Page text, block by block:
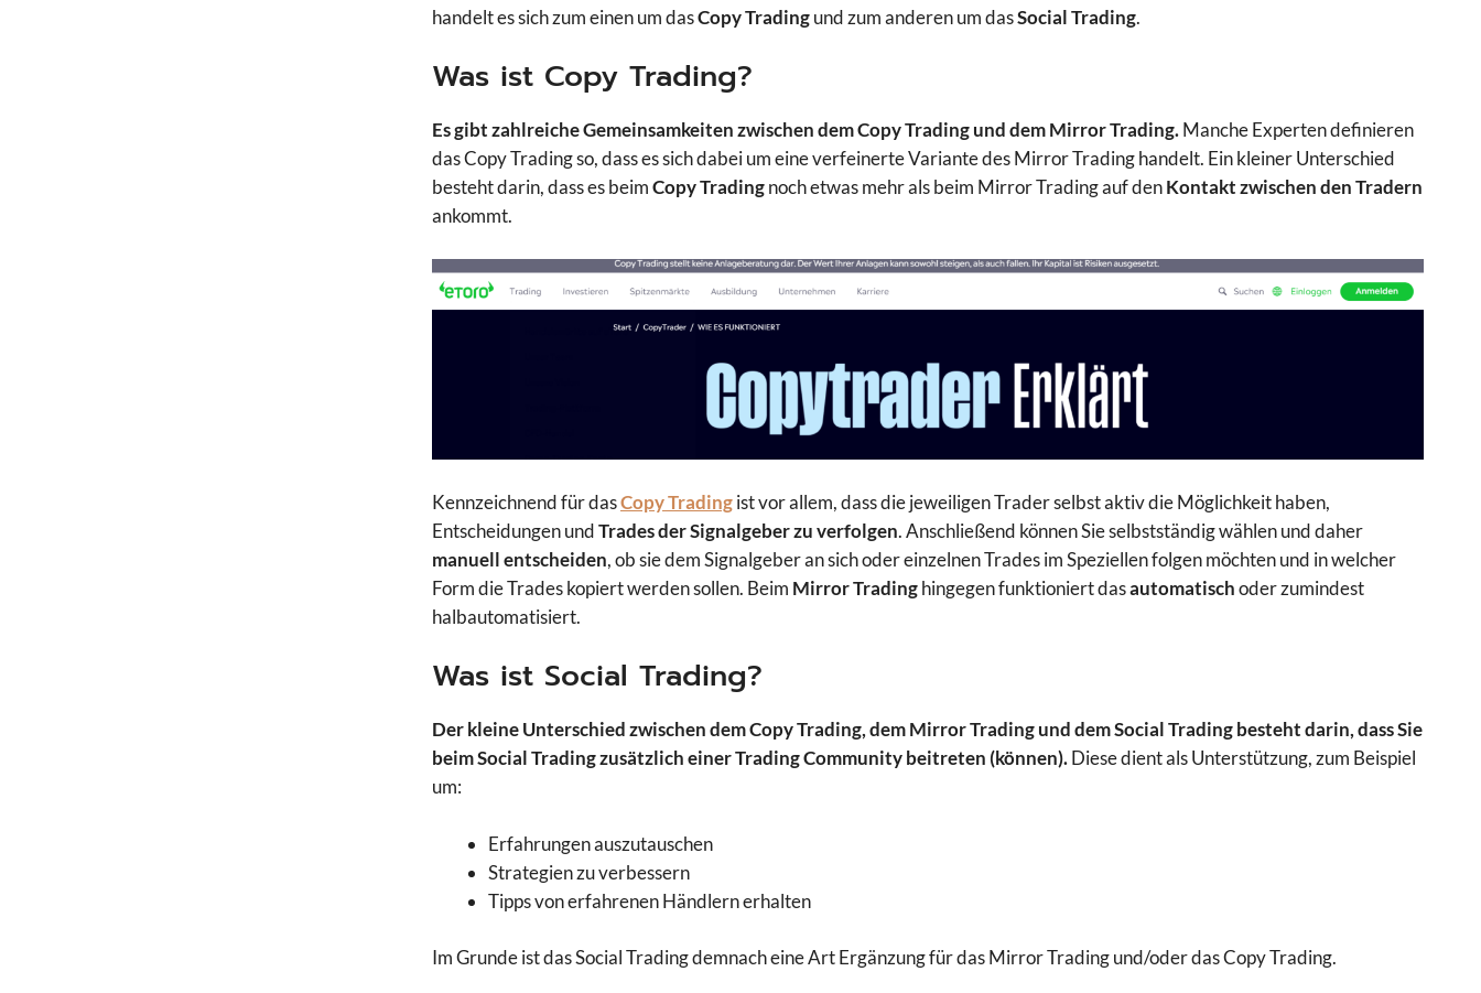
handelt es sich zum einen um dasCopy Tradingund zum anderen um dasSocial Trading.
Was ist Copy Trading?
Es gibt zahlreiche Gemeinsamkeiten zwischen dem Copy Trading und dem Mirror Trading.Manche Experten definieren
das Copy Trading so, dass es sich dabei um eine verfeinerte Variante des Mirror Trading handelt. Ein kleiner Unterschied
besteht darin, dass es beimCopy Tradingnoch etwas mehr als beim Mirror Trading auf denKontakt zwischen den Tradern
ankommt.
Kennzeichnend für dasCopy Tradingist vor allem, dass die jeweiligen Trader selbst aktiv die Möglichkeit haben,
Entscheidungen undTrades der Signalgeber zu verfolgen. Anschließend können Sie selbstständig wählen und daher
manuell entscheiden, ob sie dem Signalgeber an sich oder einzelnen Trades im Speziellen folgen möchten und in welcher
Form die Trades kopiert werden sollen. Beim Mirror Tradinghingegen funktioniert dasautomatischoder zumindest
halbautomatisiert.
Was ist Social Trading?
Der kleine Unterschied zwischen dem Copy Trading, dem Mirror Trading und dem Social Trading besteht darin, dass Sie
beim Social Trading zusätzlich einer Trading Community beitreten (können).Diese dient als Unterstützung, zum Beispiel
um:
Erfahrungen auszutauschen
Strategien zu verbessern
Tipps von erfahrenen Händlern erhalten
Im Grunde ist das Social Trading demnach eine Art Ergänzung für das Mirror Trading und/oder das Copy Trading.